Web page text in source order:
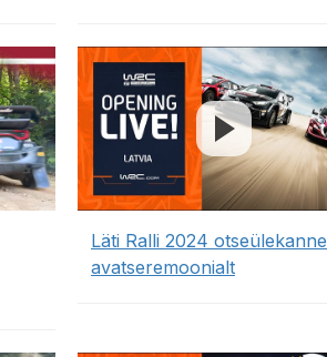
Läti Ralli 2024 otseülekanne
avatseremoonialt